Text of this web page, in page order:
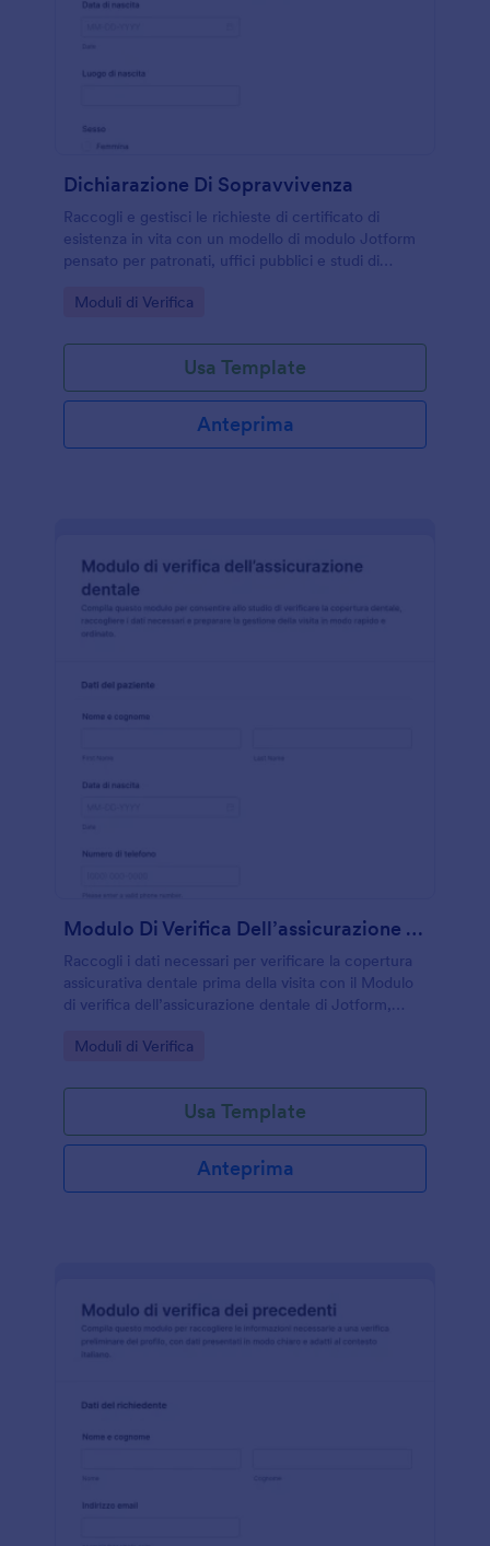
Dichiarazione Di Sopravvivenza
Raccogli e gestisci le richieste di certificato di
esistenza in vita con un modello di modulo Jotform
pensato per patronati, uffici pubblici e studi di
delle risposte.
Go to Category:
Moduli di Verifica
Usa Template
Anteprima
Modulo Di Verifica Dell’assicurazione Dentale
Raccogli i dati necessari per verificare la copertura
assicurativa dentale prima della visita con il Modulo
di verifica dell’assicurazione dentale di Jotform,
le richieste in modo rapido.
Go to Category:
Moduli di Verifica
Usa Template
Anteprima